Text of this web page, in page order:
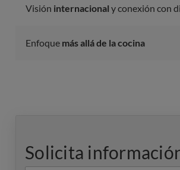
Visión internacionaly conexión con
Enfoque más allá de la cocina
Solicita